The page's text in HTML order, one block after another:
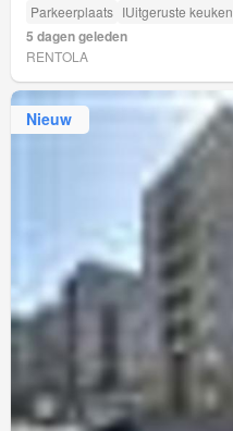
Parkeerplaats IUitgeruste keuken
5 dagen geleden
RENTOLA
Nieuw